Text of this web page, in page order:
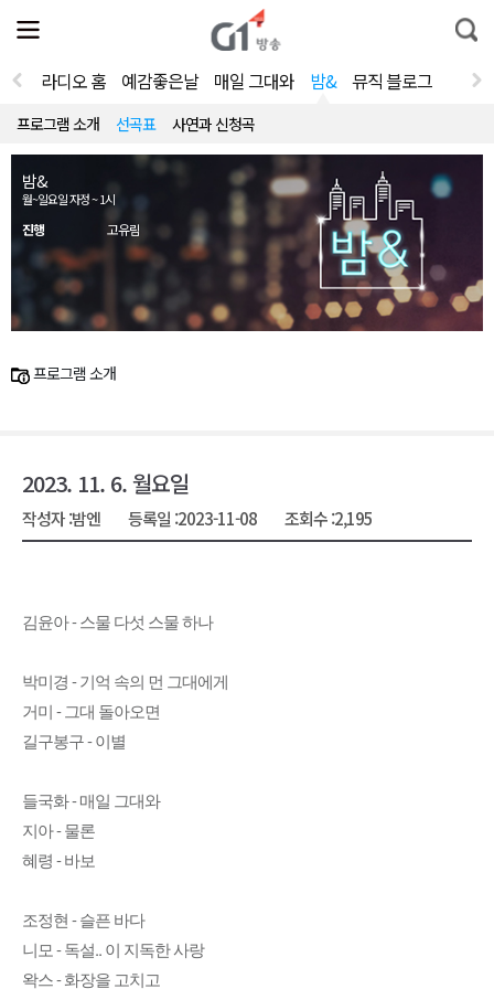
전
체
뉴
열
통
합
라디오 홈 예감좋은날 매일 그대와 밤& 뮤직 블로그
프로그램 소개 선곡표 사연과 신청곡
밤&
월~일요일 자정 ~ 1시
진행 고유림
프로그램 소개
2023. 11. 6. 월요일
작성자 :밤엔 등록일 :2023-11-08 조회수 :2,195
김윤아 - 스물 다섯 스물 하나
박미경 - 기억 속의 먼 그대에게
거미 - 그대 돌아오면
길구봉구 - 이별
들국화 - 매일 그대와
지아 - 물론
혜령 - 바보
조정현 - 슬픈 바다
니모 - 독설.. 이 지독한 사랑
왁스 - 화장을 고치고